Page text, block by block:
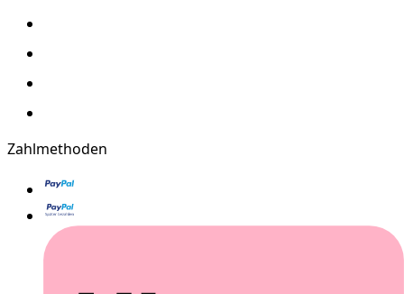
Zahlmethoden